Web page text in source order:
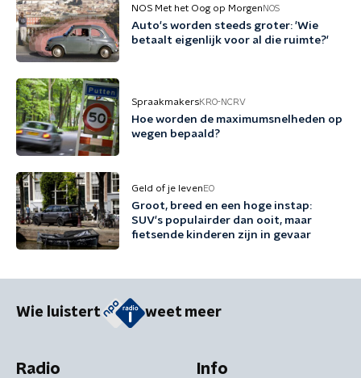
NOS Met het Oog op Morgen NOS
Auto's worden steeds groter: 'Wie
betaalt eigenlijk voor al die ruimte?'
SpraakmakersKRO-NCRV
Hoe worden de maximumsnelheden op
wegen bepaald?
Geld of je leven EO
Groot, breed en een hoge instap:
SUV's populairder dan ooit, maar
fietsende kinderen zijn in gevaar
Wie luistert weet meer
Radio Info